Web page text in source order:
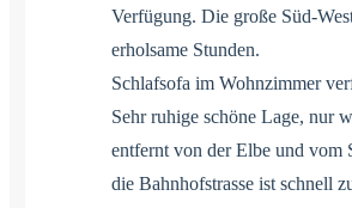
Verfügung. Die große Süd-
erholsame Stunden.
Schlafsofa im Wohnzimmer
Sehr ruhige schöne Lage, nur
entfernt von der Elbe und vom
die Bahnhofstrasse ist schnell